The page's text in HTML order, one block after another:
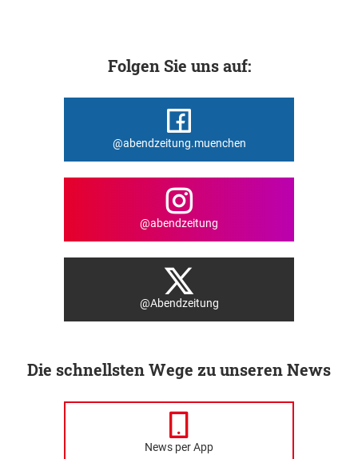
Folgen Sie uns auf:
@abendzeitung.muenchen
@abendzeitung
@Abendzeitung
Die schnellsten Wege zu unseren News
News per App